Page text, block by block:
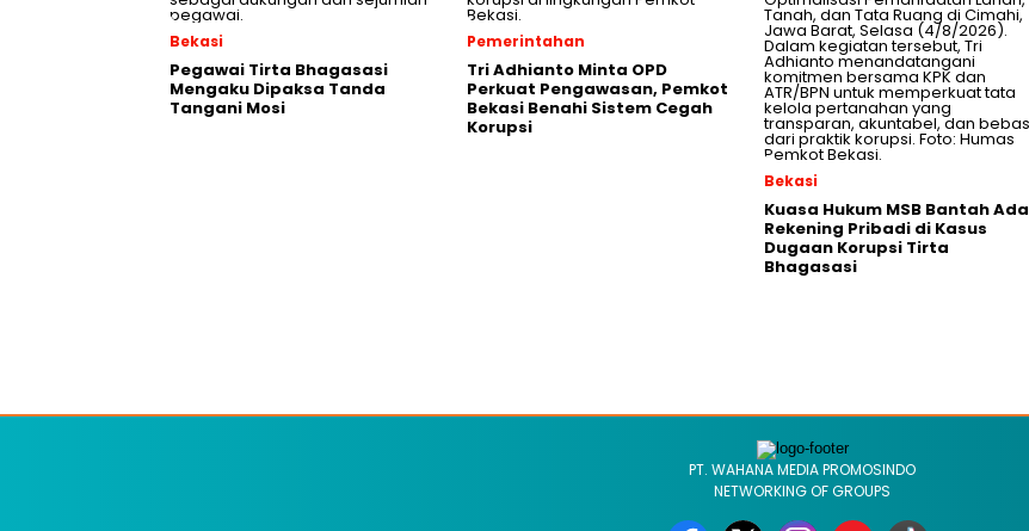
Bekasi
Pegawai Tirta Bhagasasi
Mengaku Dipaksa Tanda
Tangani Mosi
Pemerintahan
Tri Adhianto Minta OPD
Perkuat Pengawasan, Pemkot
Bekasi Benahi Sistem Cegah
Korupsi
Bekasi
Kuasa Hukum MSB Bantah Ada
Rekening Pribadi di Kasus
Dugaan Korupsi Tirta
Bhagasasi
PT. WAHANA MEDIA PROMOSINDO
NETWORKING OF GROUPS